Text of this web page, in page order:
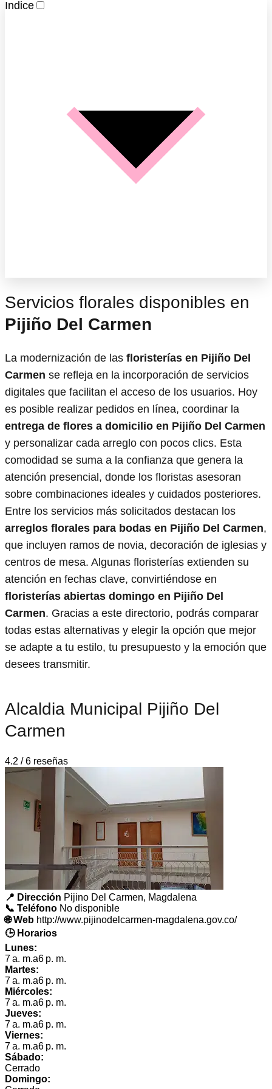
Indice
Servicios florales disponibles en
Pijiño Del Carmen
La modernización de las floristerías en Pijiño Del
Carmen se refleja en la incorporación de servicios
digitales que facilitan el acceso de los usuarios. Hoy
es posible realizar pedidos en línea, coordinar la
entrega de flores a domicilio en Pijiño Del Carmen
y personalizar cada arreglo con pocos clics. Esta
comodidad se suma a la confianza que genera la
atención presencial, donde los floristas asesoran
sobre combinaciones ideales y cuidados posteriores.
Entre los servicios más solicitados destacan los
arreglos florales para bodas en Pijiño Del Carmen,
que incluyen ramos de novia, decoración de iglesias y
centros de mesa. Algunas floristerías extienden su
atención en fechas clave, convirtiéndose en
floristerías abiertas domingo en Pijiño Del
Carmen. Gracias a este directorio, podrás comparar
todas estas alternativas y elegir la opción que mejor
se adapte a tu estilo, tu presupuesto y la emoción que
desees transmitir.
Alcaldia Municipal Pijiño Del
Carmen
4.2 / 6 reseñas
📍 Dirección Pijino Del Carmen, Magdalena
📞 Teléfono No disponible
🌐 Web http://www.pijinodelcarmen-magdalena.gov.co/
🕒 Horarios
Lunes:
7 a. m.a6 p. m.
Martes:
7 a. m.a6 p. m.
Miércoles:
7 a. m.a6 p. m.
Jueves:
7 a. m.a6 p. m.
Viernes:
7 a. m.a6 p. m.
Sábado:
Cerrado
Domingo: